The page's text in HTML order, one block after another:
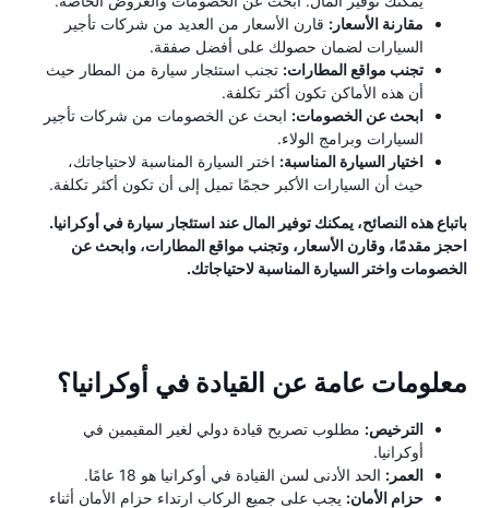
مقارنة الأسعار: قارن الأسعار من العديد من شركات تأجير
السيارات لضمان حصولك على أفضل صفقة.
تجنب مواقع المطارات: تجنب استئجار سيارة من المطار حيث
أن هذه الأماكن تكون أكثر تكلفة.
ابحث عن الخصومات: ابحث عن الخصومات من شركات تأجير
السيارات وبرامج الولاء.
اختيار السيارة المناسبة: اختر السيارة المناسبة لاحتياجاتك،
حيث أن السيارات الأكبر حجمًا تميل إلى أن تكون أكثر تكلفة.
باتباع هذه النصائح، يمكنك توفير المال عند استئجار سيارة في أوكرانيا.
احجز مقدمًا، وقارن الأسعار، وتجنب مواقع المطارات، وابحث عن
الخصومات واختر السيارة المناسبة لاحتياجاتك.
معلومات عامة عن القيادة في أوكرانيا؟
الترخيص: مطلوب تصريح قيادة دولي لغير المقيمين في
أوكرانيا.
العمر: الحد الأدنى لسن القيادة في أوكرانيا هو 18 عامًا.
حزام الأمان: يجب على جميع الركاب ارتداء حزام الأمان أثناء